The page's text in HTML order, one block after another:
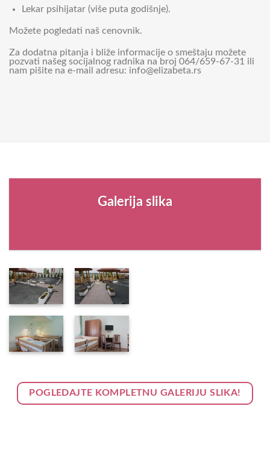
Lekar psihijatar (više puta godišnje).
Možete pogledati naš cenovnik.
Za dodatna pitanja i bliže informacije o smeštaju možete
pozvati našeg socijalnog radnika na broj 064/659-67-31 ili
nam pišite na e-mail adresu: info@elizabeta.rs
Galerija slika
POGLEDAJTE KOMPLETNU GALERIJU SLIKA!